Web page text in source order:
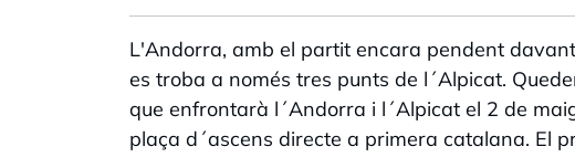
L'Andorra, amb el partit encara pendent
es troba a només tres punts de l´Alpicat.
que enfrontarà l´Andorra i l´Alpicat el 2 de
plaça d´ascens directe a primera catalana. El